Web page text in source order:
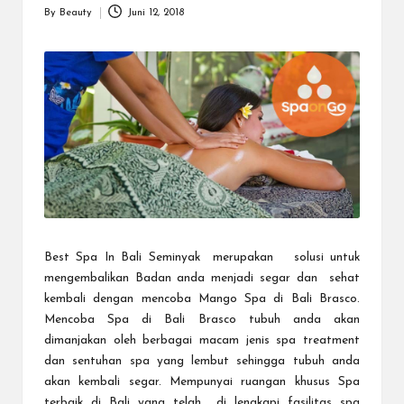
Posted
By Beauty Juni 12, 2018
Best Spa In Bali Seminyakmerupakan solusi untuk
mengembalikan Badan anda menjadi segar dan sehat
kembali dengan mencoba Mango Spa di Bali Brasco.
Mencoba Spa di Bali Brasco tubuh anda akan
dimanjakan oleh berbagai macam jenis spa treatment
dan sentuhan spa yang lembut sehingga tubuh anda
akan kembali segar. Mempunyai ruangan khusus Spa